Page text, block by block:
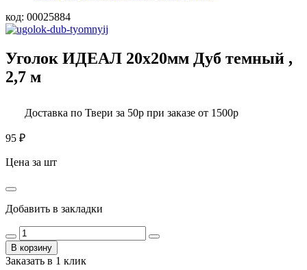
код: 00025884
Уголок ИДЕАЛ 20х20мм Дуб темный ,
2,7 м
Доставка по Твери за 50р при заказе от 1500р
95 ₽
Цена за шт
Добавить в закладки
В корзину
Заказать в 1 клик